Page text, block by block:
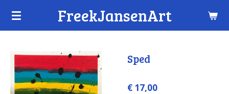
Ga
hoofdinhoud
FreekJansenArt
Sped
€ 17,00